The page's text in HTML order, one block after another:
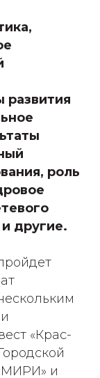
развития
роль
другие.
«Крас-
и